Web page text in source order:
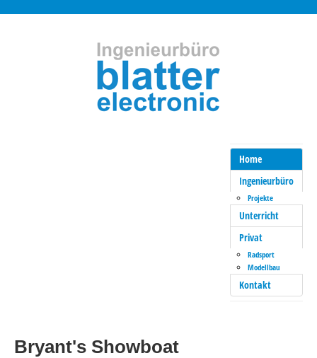
Home
Ingenieurbüro
Projekte
Unterricht
Privat
Radsport
Modellbau
Kontakt
Bryant's Showboat